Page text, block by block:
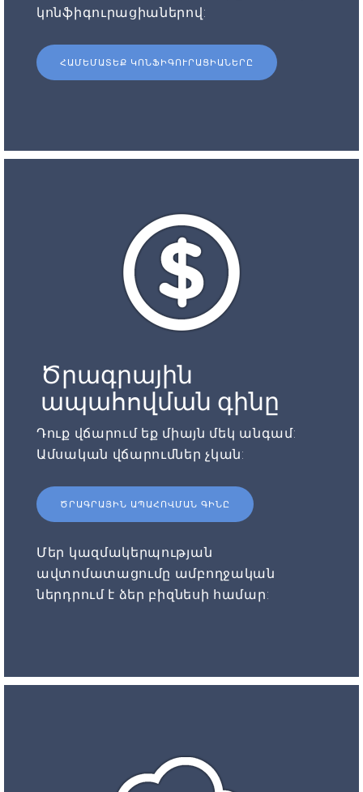
կոնֆիգուրացիաներով:
ՀԱՄԵՄԱՏԵՔ ԿՈՆՖԻԳՈՒՐԱՑԻԱՆԵՐԸ
Ծրագրային
ապահովման գինը
Դուք վճարում եք միայն մեկ անգամ:
Ամսական վճարումներ չկան:
ԾՐԱԳՐԱՅԻՆ ԱՊԱՀՈՎՄԱՆ ԳԻՆԸ
Մեր կազմակերպության
ավտոմատացումը ամբողջական
ներդրում է ձեր բիզնեսի համար: